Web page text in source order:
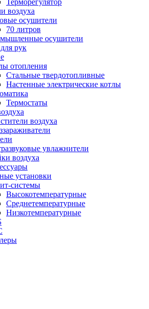
Терморегулятор
воздуха
осушители
70 литров
осушители
рук
отопления
Стальные твердотопливные
Настенные электрические котлы
Термостаты
воздуха
увлажнители
воздуха
установки
системы
Высокотемпературные
Среднетемпературные
Низкотемпературные